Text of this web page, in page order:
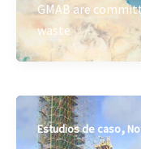
GMAB are
waste
Estudios de caso,